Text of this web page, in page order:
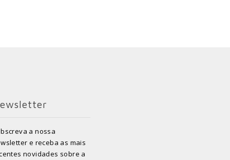
a nossa
e receba as mais
novidades sobre a